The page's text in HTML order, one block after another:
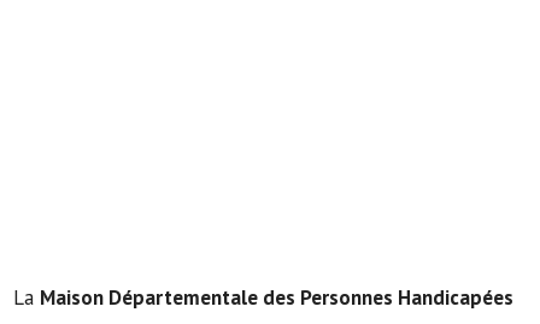
La Maison Départementale des Personnes Handicapées